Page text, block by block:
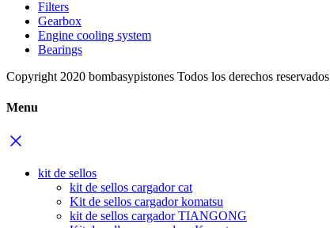
Filters
Gearbox
Engine cooling system
Bearings
Copyright 2020 bombasypistones Todos los derechos
Menu
kit de sellos
kit de sellos cargador cat
Kit de sellos cargador komatsu
kit de sellos cargador TIANGONG